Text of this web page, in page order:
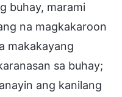
buhay, marami
na magkakaroon
makakayang
sa buhay;
ang kanilang